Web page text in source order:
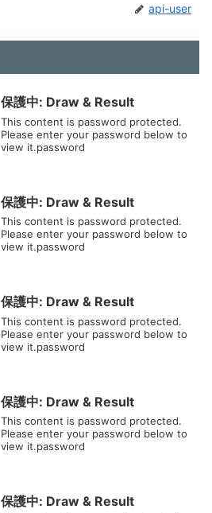
api-user
保護中: Draw & Result
This content is password protected.
Please enter your password below to
view it.password
保護中: Draw & Result
This content is password protected.
Please enter your password below to
view it.password
保護中: Draw & Result
This content is password protected.
Please enter your password below to
view it.password
保護中: Draw & Result
This content is password protected.
Please enter your password below to
view it.password
保護中: Draw & Result